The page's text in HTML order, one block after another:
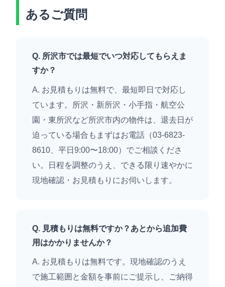
あるご質問
Q. 所沢市では最短でいつ対応してもらえま
すか？
A. お見積もりは無料で、最短即日で対応し
ています。所沢・新所沢・小手指・航空公
園・東所沢など所沢市内の物件は、退去日が
迫っている場合もまずはお電話（03-6823-
8610、平日9:00〜18:00）でご相談くださ
い。日程を調整のうえ、できる限り速やかに
現地確認・お見積もりにお伺いします。
Q. 見積もりは無料ですか？あとから追加費
用はかかりませんか？
A. お見積もりは無料です。現地確認のうえ
で施工範囲と金額を事前にご提示し、ご納得